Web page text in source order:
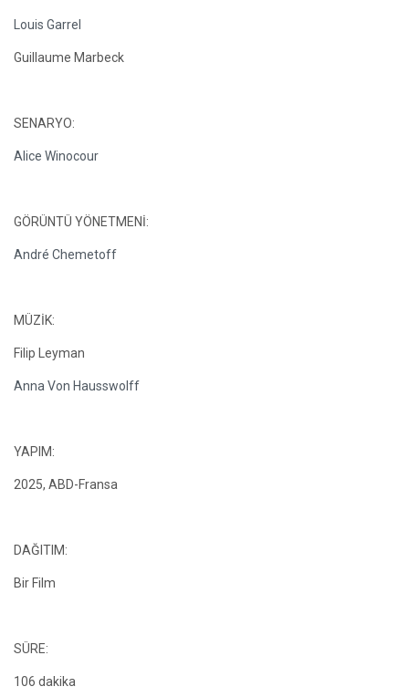
Louis Garrel
Guillaume Marbeck
SENARYO:
Alice Winocour
GÖRÜNTÜ YÖNETMENİ:
André Chemetoff
MÜZİK:
Filip Leyman
Anna Von Hausswolff
YAPIM:
2025, ABD-Fransa
DAĞITIM:
Bir Film
SÜRE:
106 dakika